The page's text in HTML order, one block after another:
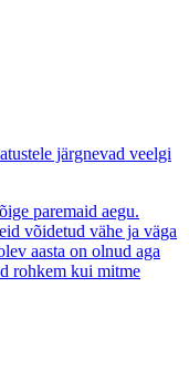
järgnevad veelgi
paremaid aegu.
võidetud vähe ja väga
aasta on olnud aga
rohkem kui mitme